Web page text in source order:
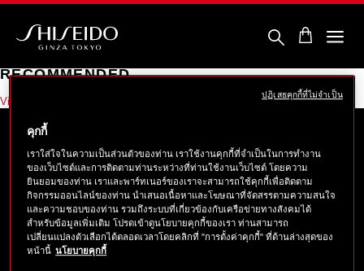
ข้าม
หลักเซ
RECOMMENDED
View Full Details
ABOUT SHISEIDO
PRODUCTS & SERVICES
คุกกี้
เราใส่ใจในความเป็นส่วนตัวของท่าน เราใช้งานคุกกี้ที่จำเป็นในการทำงาน
ของเว็บไซต์และการติดตามท่านระหว่างที่ท่านใช้งานเว็บไซต์ โดยความ
ยินยอมของท่าน เราและพาร์ทเนอร์ของเราจะสามารถใช้คุกกี้เพื่อติดตาม
กิจกรรมออนไลน์ของท่าน นำเสนอเนื้อหาและโฆษณาที่จัดสรรตามความสนใจ
และความชอบของท่าน รวมถึงระบบที่เกี่ยวข้องกับเครือข่ายทางสังคมได้
สำหรับข้อมูลเพิ่มเติม โปรดเข้าดูนโยบายคุกกี้ของเรา ท่านสามารถ
เปลี่ยนแปลงตัวเลือกได้ตลอดเวลาโดยคลิกที่ "การตั้งค่าคุกกี้" ที่ด้านล่างสุดของ
หน้านี้ นโยบายคุกกี้
ปฏิเสธคุกกี้ที่ไม่จำเป็น